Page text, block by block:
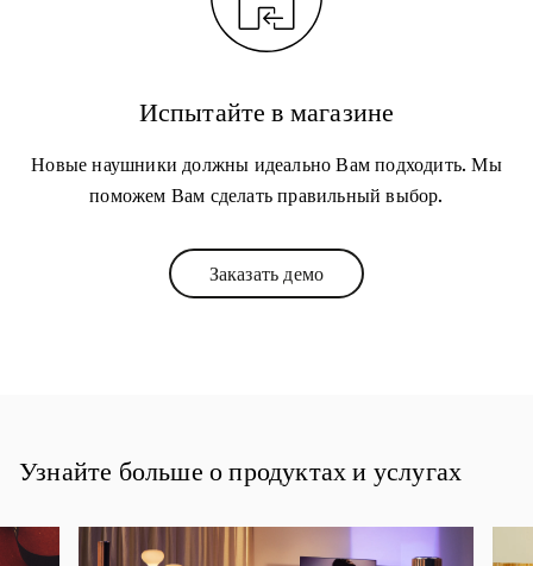
Испытайте в магазине
Новые наушники должны идеально Вам подходить. Мы
поможем Вам сделать правильный выбор.
Заказать демоLink Opens in New Tab
Узнайте больше о продуктах и услугах